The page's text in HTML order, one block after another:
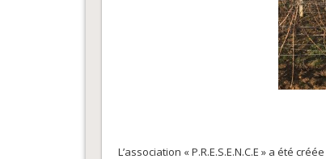
L’association « P.R.E.S.E.N.C.E » a été